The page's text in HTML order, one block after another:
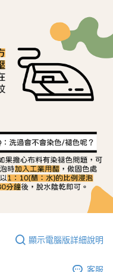
顯示電腦版詳細說明
客服